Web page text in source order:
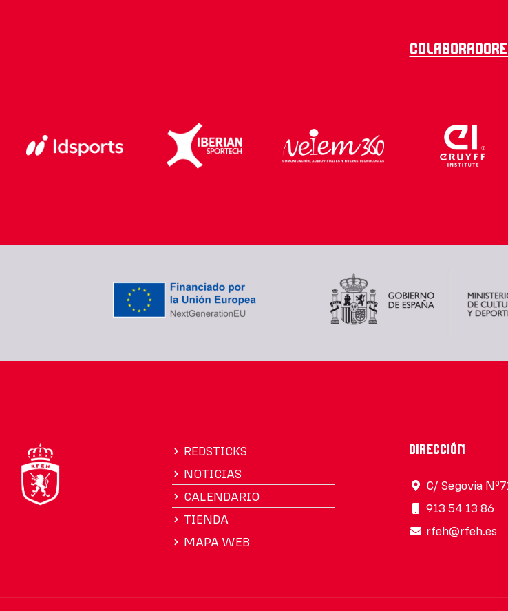
REDSTICKS
NOTICIAS
CALENDARIO
TIENDA
MAPA WEB
Dirección
C/ Segovia
913 54 13 86
rfeh@rfeh.es